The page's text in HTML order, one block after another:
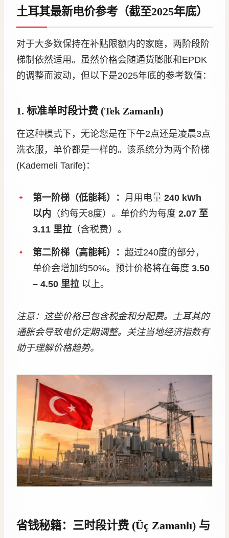
土耳其最新电价参考（截至2025年底）
对于大多数保持在补贴限额内的家庭，两阶段阶
梯制依然适用。虽然价格会随通货膨胀和EPDK
的调整而波动，但以下是2025年底的参考数值：
1. 标准单时段计费 (Tek Zamanlı)
在这种模式下，无论您是在下午2点还是凌晨3点
洗衣服，单价都是一样的。该系统分为两个阶梯
(Kademeli Tarife)：
第一阶梯（低能耗）： 月用电量 240 kWh
以内 （约每天8度）。单价约为每度 2.07 至
3.11 里拉 （含税费）。
第二阶梯（高能耗）： 超过240度的部分，
单价会增加约50%。预计价格将在每度 3.50
– 4.50 里拉 以上。
注意：这些价格已包含税金和分配费。土耳其的
通胀会导致电价定期调整。关注当地经济指数有
助于理解价格趋势。
省钱秘籍：三时段计费 (Üç Zamanlı) 与